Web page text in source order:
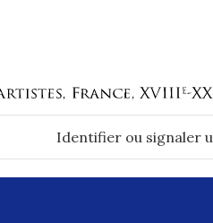
Identifier ou signaler